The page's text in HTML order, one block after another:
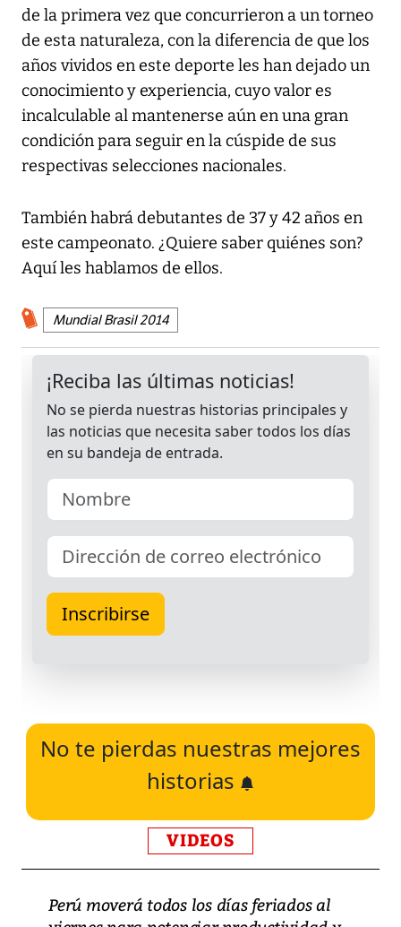
de la primera vez que concurrieron a un torneo
de esta naturaleza, con la diferencia de que los
años vividos en este deporte les han dejado un
conocimiento y experiencia, cuyo valor es
incalculable al mantenerse aún en una gran
condición para seguir en la cúspide de sus
respectivas selecciones nacionales.
También habrá debutantes de 37 y 42 años en
este campeonato. ¿Quiere saber quiénes son?
Aquí les hablamos de ellos.
Mundial Brasil 2014
No te pierdas nuestras mejores
historias
VIDEOS
Perú moverá todos los días feriados al